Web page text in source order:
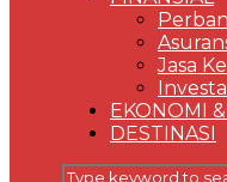
Jasa
EKONOMI
DESTINASI